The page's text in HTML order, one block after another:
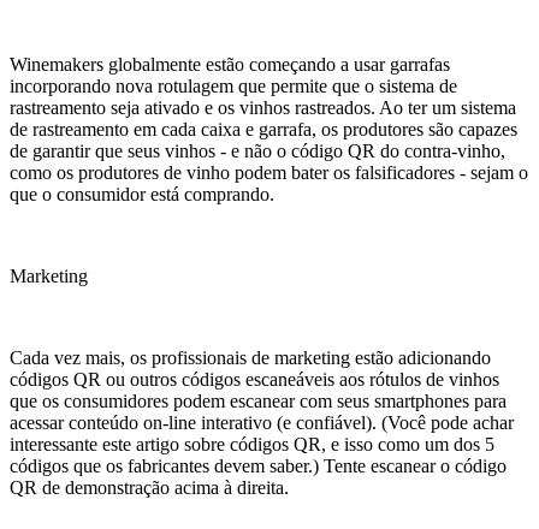
Winemakers globalmente estão começando a usar garrafas
incorporando nova rotulagem que permite que o sistema de
rastreamento seja ativado e os vinhos rastreados. Ao ter um sistema
de rastreamento em cada caixa e garrafa, os produtores são capazes
de garantir que seus vinhos - e não o código QR do contra-vinho,
como os produtores de vinho podem bater os falsificadores - sejam o
que o consumidor está comprando.
Marketing
Cada vez mais, os profissionais de marketing estão adicionando
códigos QR ou outros códigos escaneáveis ​​aos rótulos de vinhos
que os consumidores podem escanear com seus smartphones para
acessar conteúdo on-line interativo (e confiável). (Você pode achar
interessante este artigo sobre códigos QR, e isso como um dos 5
códigos que os fabricantes devem saber.) Tente escanear o código
QR de demonstração acima à direita.